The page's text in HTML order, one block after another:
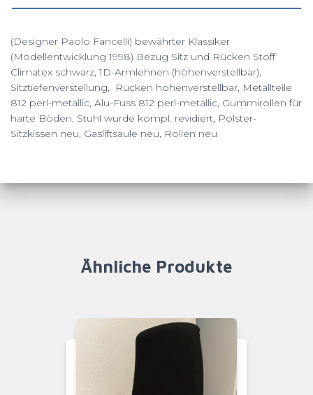
(Designer Paolo Fancelli) bewährter Klassiker
(Modellentwicklung 1998) Bezug Sitz und Rücken Stoff
Climatex schwarz, 1D-Armlehnen (höhenverstellbar),
Sitztiefenverstellung, Rücken höhenverstellbar, Metallteile
812 perl-metallic, Alu-Fuss 812 perl-metallic, Gummirollen für
harte Böden, Stuhl wurde kompl. revidiert, Polster-
Sitzkissen neu, Gasliftsäule neu, Rollen neu
Ähnliche Produkte